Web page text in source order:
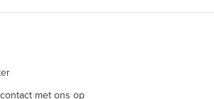
met ons op